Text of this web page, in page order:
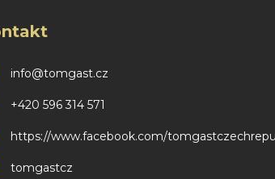
info@tomgast.cz
+420 596 314 571
https://www.facebook.com/
tomgastcz